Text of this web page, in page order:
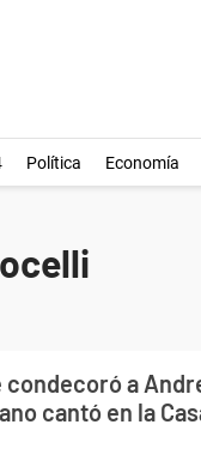
Política Economía
a
cantó en la